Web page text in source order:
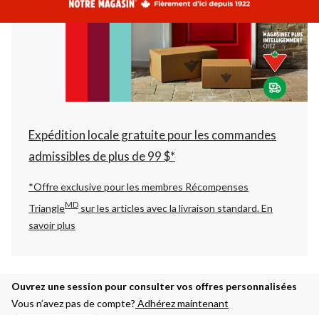
Fermeture
à
22:00
cliquer
pour
changer
Expédition locale gratuite pour les commandes
admissibles de plus de 99 $*
*Offre exclusive pour les membres Récompenses
TriangleMD sur les articles avec la livraison standard.En
savoir plus
Ouvrez une session pour consulter vos offres personnalisées
Vous n’avez pas de compte? Adhérez maintenant